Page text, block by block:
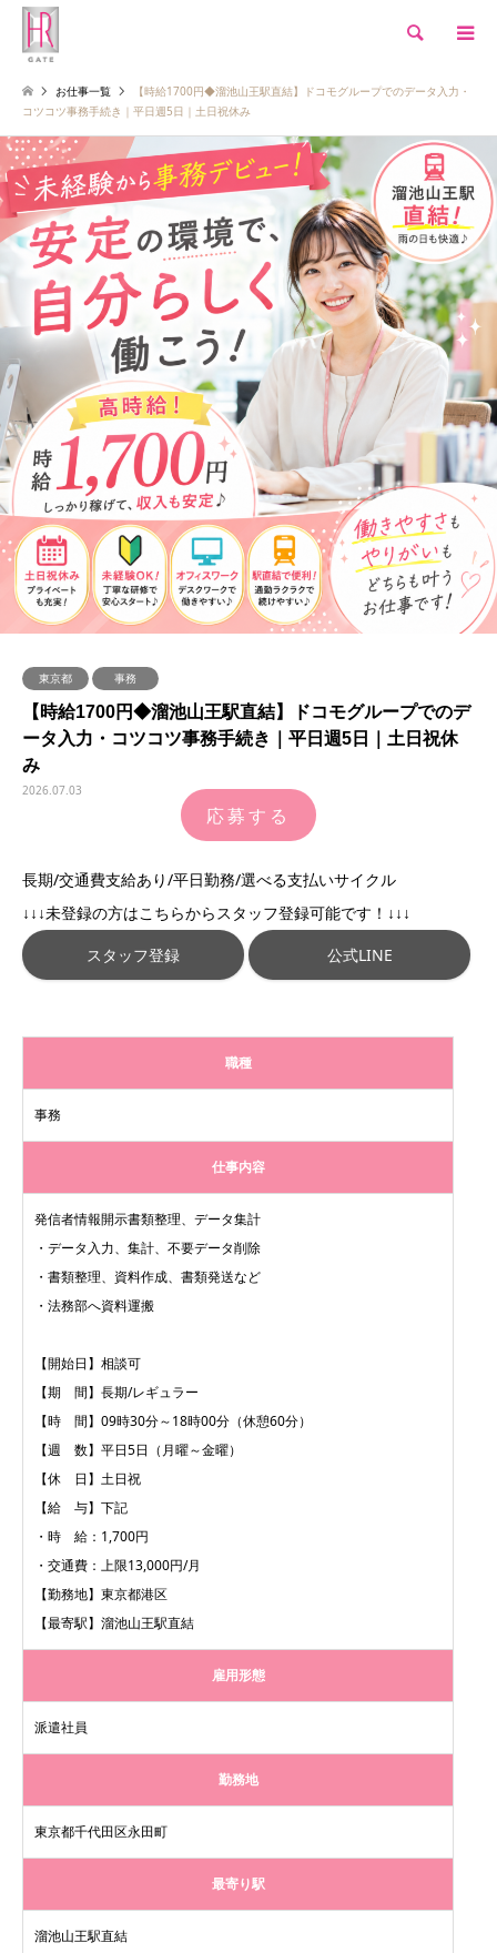
検索
お仕事一覧
【時給1700円◆溜池山王駅直結】ドコモグループでのデータ入力・
コツコツ事務手続き｜平日週5日｜土日祝休み
東京都 事務
【時給1700円◆溜池山王駅直結】ドコモグループでのデ
ータ入力・コツコツ事務手続き｜平日週5日｜土日祝休
み
2026.07.03
応募する
長期/交通費支給あり/平日勤務/選べる支払いサイクル
↓↓↓未登録の方はこちらからスタッフ登録可能です！↓↓↓
スタッフ登録 公式LINE
職種
事務
仕事内容
発信者情報開示書類整理、データ集計
・データ入力、集計、不要データ削除
・書類整理、資料作成、書類発送など
・法務部へ資料運搬
【開始日】相談可
【期 間】長期/レギュラー
【時 間】09時30分～18時00分（休憩60分）
【週 数】平日5日（月曜～金曜）
【休 日】土日祝
【給 与】下記
・時 給：1,700円
・交通費：上限13,000円/月
【勤務地】東京都港区
【最寄駅】溜池山王駅直結
雇用形態
派遣社員
勤務地
東京都千代田区永田町
最寄り駅
溜池山王駅直結